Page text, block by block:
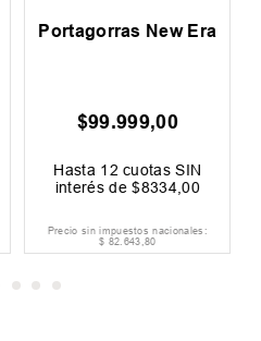
Portagorras New Era
$99.999,00
Hasta 12 cuotas SIN
interés de$8334,00
Precio sin impuestos nacionales:
$ 82.643,80